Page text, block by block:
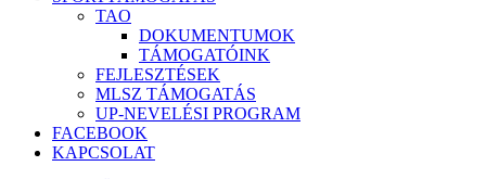
TAO
DOKUMENTUMOK
TÁMOGATÓINK
FEJLESZTÉSEK
MLSZ TÁMOGATÁS
UP-NEVELÉSI PROGRAM
FACEBOOK
KAPCSOLAT